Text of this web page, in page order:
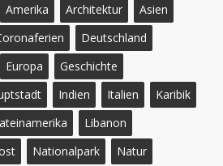
Amerika Architektur
Asien
Deutschland
Europa
Geschichte
Indien Italien
Karibik
Libanon
Nationalpark
Natur